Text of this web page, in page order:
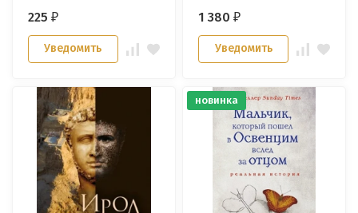
225₽
Уведомить
1 380₽
Уведомить
новинка